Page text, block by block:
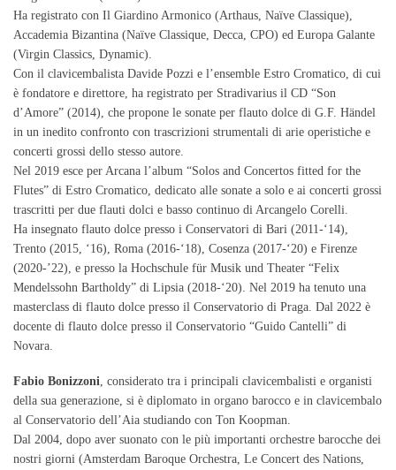
Ha registrato con Il Giardino Armonico (Arthaus, Naïve Classique),
Accademia Bizantina (Naïve Classique, Decca, CPO) ed Europa Galante
(Virgin Classics, Dynamic).
Con il clavicembalista Davide Pozzi e l’ensemble Estro Cromatico, di cui
è fondatore e direttore, ha registrato per Stradivarius il CD “Son
d’Amore” (2014), che propone le sonate per flauto dolce di G.F. Händel
in un inedito confronto con trascrizioni strumentali di arie operistiche e
concerti grossi dello stesso autore.
Nel 2019 esce per Arcana l’album “Solos and Concertos fitted for the
Flutes” di Estro Cromatico, dedicato alle sonate a solo e ai concerti grossi
trascritti per due flauti dolci e basso continuo di Arcangelo Corelli.
Ha insegnato flauto dolce presso i Conservatori di Bari (2011-‘14),
Trento (2015, ‘16), Roma (2016-‘18), Cosenza (2017-‘20) e Firenze
(2020-’22), e presso la Hochschule für Musik und Theater “Felix
Mendelssohn Bartholdy” di Lipsia (2018-‘20). Nel 2019 ha tenuto una
masterclass di flauto dolce presso il Conservatorio di Praga. Dal 2022 è
docente di flauto dolce presso il Conservatorio “Guido Cantelli” di
Novara.
Fabio Bonizzoni , considerato tra i principali clavicembalisti e organisti
della sua generazione, si è diplomato in organo barocco e in clavicembalo
al Conservatorio dell’Aia studiando con Ton Koopman.
Dal 2004, dopo aver suonato con le più importanti orchestre barocche dei
nostri giorni (Amsterdam Baroque Orchestra, Le Concert des Nations,